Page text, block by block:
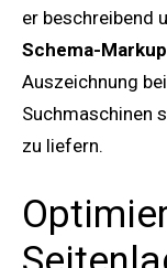
er beschreibend
Schema-Markup
Auszeichnung
Suchmaschinen
zu liefern.